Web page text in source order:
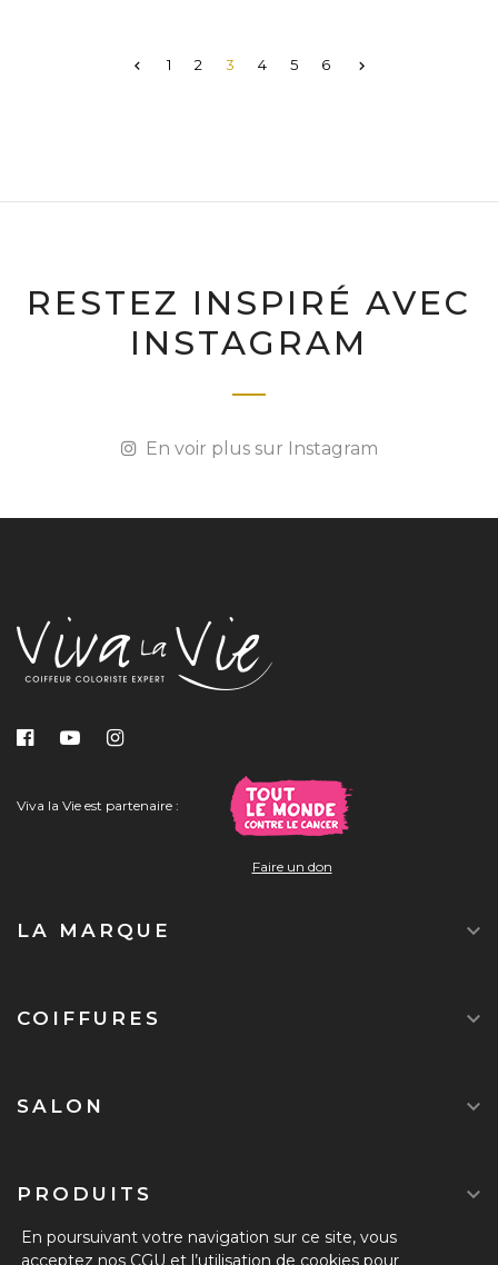
 1 2 3 4 5 6 
RESTEZ INSPIRÉ AVEC
INSTAGRAM
En voir plus sur Instagram
Viva la Vie est partenaire :
Faire un don
LA MARQUE 
COIFFURES 
SALON 
PRODUITS 
En poursuivant votre navigation sur ce site, vous
acceptez nos CGU et l’utilisation de cookies pour